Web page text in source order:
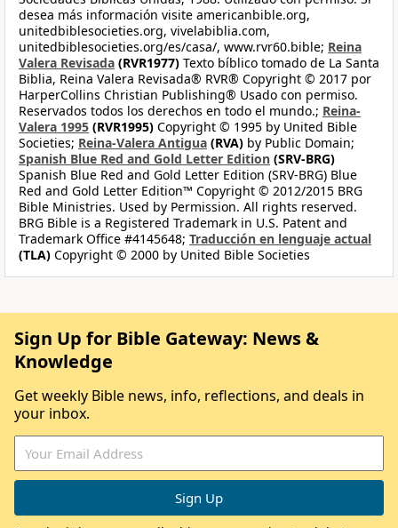
desea más información visite americanbible.org,
unitedbiblesocieties.org, vivelabiblia.com,
unitedbiblesocieties.org/es/casa/, www.rvr60.bible; Reina
Valera Revisada (RVR1977) Texto bíblico tomado de La Santa
Biblia, Reina Valera Revisada® RVR® Copyright © 2017 por
HarperCollins Christian Publishing® Usado con permiso.
Reservados todos los derechos en todo el mundo.; Reina-
Valera 1995 (RVR1995) Copyright © 1995 by United Bible
Societies; Reina-Valera Antigua (RVA) by Public Domain;
Spanish Blue Red and Gold Letter Edition (SRV-BRG)
Spanish Blue Red and Gold Letter Edition (SRV-BRG) Blue
Red and Gold Letter Edition™ Copyright © 2012/2015 BRG
Bible Ministries. Used by Permission. All rights reserved.
BRG Bible is a Registered Trademark in U.S. Patent and
Trademark Office #4145648; Traducción en lenguaje actual
(TLA) Copyright © 2000 by United Bible Societies
Sign Up for Bible Gateway: News &
Knowledge
Get weekly Bible news, info, reflections, and deals in
your inbox.